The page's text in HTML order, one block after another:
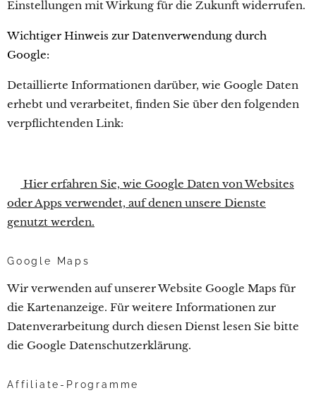
Einstellungen mit Wirkung für die Zukunft widerrufen.
Wichtiger Hinweis zur Datenverwendung durch
Google:
Detaillierte Informationen darüber, wie Google Daten
erhebt und verarbeitet, finden Sie über den folgenden
verpflichtenden Link:
Hier erfahren Sie, wie Google Daten von Websites
oder Apps verwendet, auf denen unsere Dienste
genutzt werden.
Google Maps
Wir verwenden auf unserer Website Google Maps für
die Kartenanzeige. Für weitere Informationen zur
Datenverarbeitung durch diesen Dienst lesen Sie bitte
die Google Datenschutzerklärung.
Affiliate-Programme